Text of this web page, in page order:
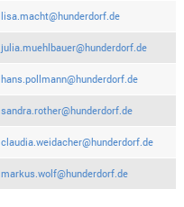
lisa.macht@hunderdorf.de
julia.muehlbauer@hunderdorf.de
hans.pollmann@hunderdorf.de
sandra.rother@hunderdorf.de
claudia.weidacher@hunderdorf.de
markus.wolf@hunderdorf.de